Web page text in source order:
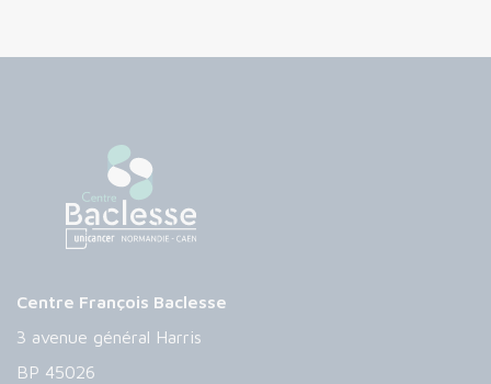
Centre François Baclesse
3 avenue général Harris
BP 45026